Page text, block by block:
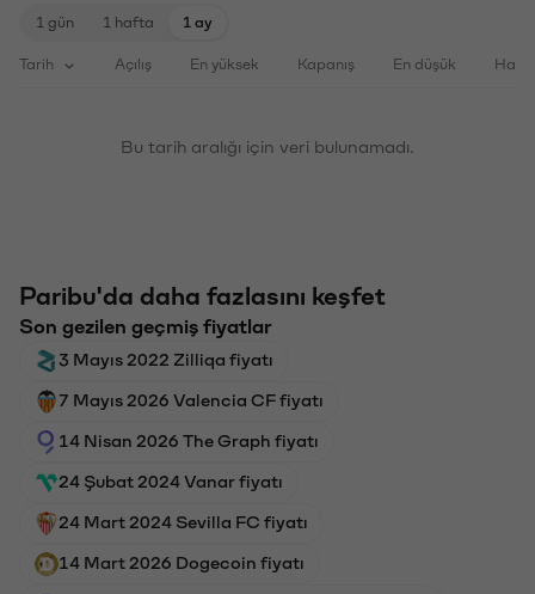
1 gün 1 hafta 1 ay
Tarih Açılış En yüksek Kapanış En düşük
Bu tarih aralığı için veri bulunamadı.
Paribu'da daha fazlasını keşfet
Son gezilen geçmiş fiyatlar
3 Mayıs 2022 Zilliqa fiyatı
7 Mayıs 2026 Valencia CF fiyatı
14 Nisan 2026 The Graph fiyatı
24 Şubat 2024 Vanar fiyatı
24 Mart 2024 Sevilla FC fiyatı
14 Mart 2026 Dogecoin fiyatı